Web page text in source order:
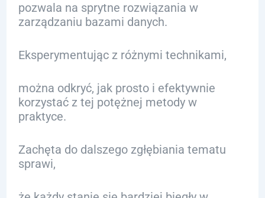
pozwala na sprytne rozwiązania w
zarządzaniu bazami danych.
Eksperymentując z różnymi technikami,
można odkryć, jak prosto i efektywnie
korzystać z tej potężnej metody w
praktyce.
Zachęta do dalszego zgłębiania tematu
sprawi,